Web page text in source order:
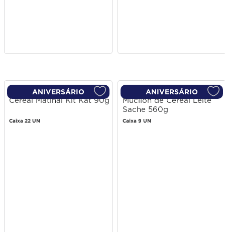
ANIVERSÁRIO
Cereal Matinal Kit Kat 90g
Caixa 22 UN
ANIVERSÁRIO
Mucilon de Cereal Leite
Sache 560g
Caixa 9 UN